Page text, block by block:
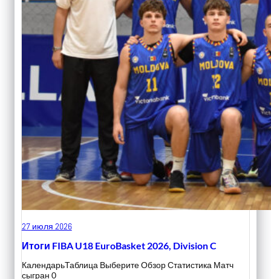
27 июля 2026
Итоги FIBA U18 EuroBasket 2026, Division C
КалендарьТаблица Выберите Обзор Статистика Матч
сыгран 0